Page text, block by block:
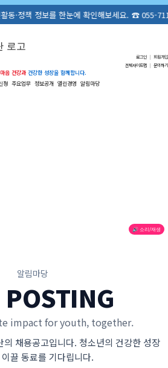
를 한눈에 확인해보세요. ☎ 055-711-1305
로그인 | 회원가입
전체사이트맵 | 문의하기
음 건강과 건강한 성장을 함께합니다.
청 주요업무 정보공개 열린경영 알림마당
🔊 소리/재생
알림마당
impact for youth, together.
채용공고입니다. 청소년의 건강한 성장
끌 동료를 기다립니다.